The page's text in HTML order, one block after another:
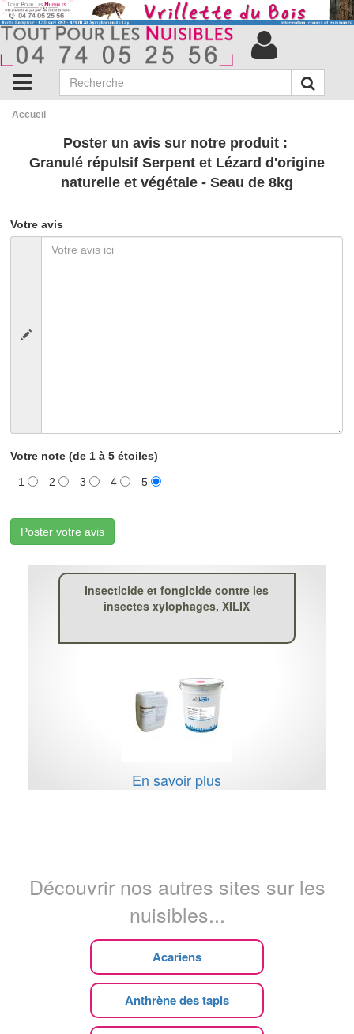
Accueil
Poster un avis sur notre produit :
Granulé répulsif Serpent et Lézard d'origine
naturelle et végétale - Seau de 8kg
Votre avis
Votre note (de 1 à 5 étoiles)
1 2 3 4 5
Poster votre avis
Insecticide et fongicide contre les
insectes xylophages, XILIX
En savoir plus
Découvrir nos autres sites sur les
nuisibles...
Acariens
Anthrène des tapis